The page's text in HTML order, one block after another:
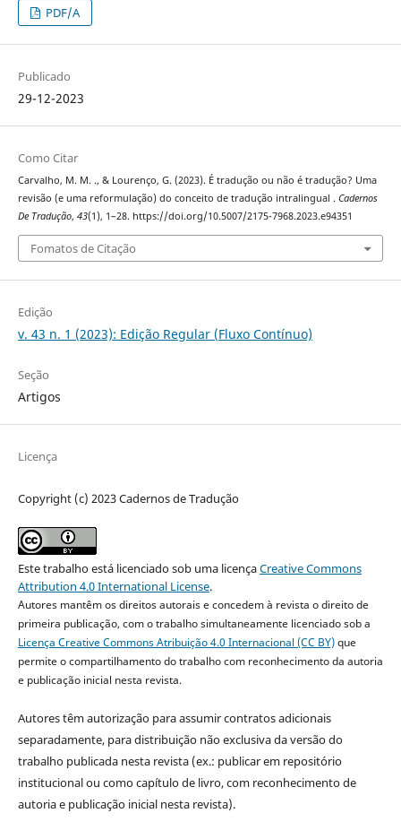
PDF/A
Publicado
29-12-2023
Como Citar
Carvalho, M. M. ., & Lourenço, G. (2023). É tradução ou não é tradução? Uma
revisão (e uma reformulação) do conceito de tradução intralingual . Cadernos
De Tradução, 43(1), 1–28. https://doi.org/10.5007/2175-7968.2023.e94351
Fomatos de Citação
Edição
v. 43 n. 1 (2023): Edição Regular (Fluxo Contínuo)
Seção
Artigos
Licença
Copyright (c) 2023 Cadernos de Tradução
Este trabalho está licenciado sob uma licençaCreative Commons
Attribution 4.0 International License.
Autores mantêm os direitos autorais e concedem à revista o direito de
primeira publicação, com o trabalho simultaneamente licenciado sob a
Licença Creative Commons Atribuição 4.0 Internacional (CC BY)que
permite o compartilhamento do trabalho com reconhecimento da autoria
e publicação inicial nesta revista.
Autores têm autorização para assumir contratos adicionais
separadamente, para distribuição não exclusiva da versão do
trabalho publicada nesta revista (ex.: publicar em repositório
institucional ou como capítulo de livro, com reconhecimento de
autoria e publicação inicial nesta revista).